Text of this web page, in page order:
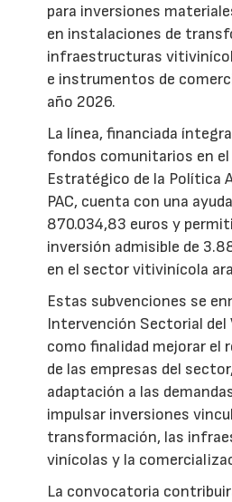
para inversiones
en instalaciones de
infraestructuras
e instrumentos de
año 2026.
La línea, financiada
fondos comunitarios en el
Estratégico de la Política
PAC, cuenta con una
870.034,83 euros y
inversión admisible de
en el sector vitivinícola
Estas subvenciones se
Intervención Sectorial del
como finalidad mejorar el
de las empresas del
adaptación a las
impulsar inversiones
transformación, las
vinícolas y la
La convocatoria